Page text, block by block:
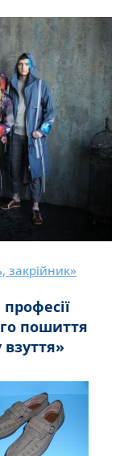
закрійник»
пошиття